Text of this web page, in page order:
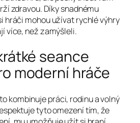
zdravou. Díky snadnému
hráči mohou užívat rychlé výhry
více, než zamýšleli.
seance
moderní hráče
kombinuje práci, rodinu a volný
tyto omezení tím, že